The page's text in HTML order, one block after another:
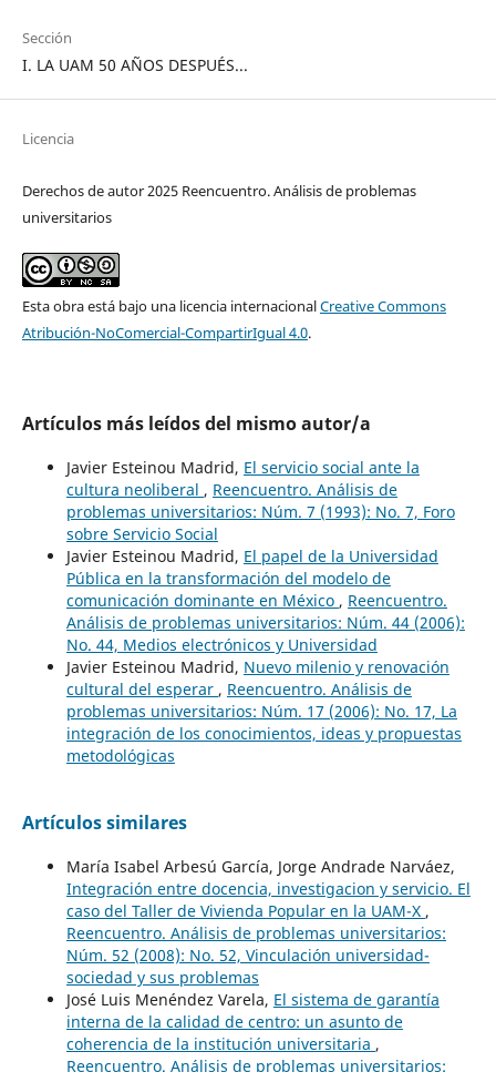
Sección
I. LA UAM 50 AÑOS DESPUÉS...
Licencia
Derechos de autor 2025 Reencuentro. Análisis de problemas
universitarios
Esta obra está bajo una licencia internacionalCreative Commons
Atribución-NoComercial-CompartirIgual 4.0.
Artículos más leídos del mismo autor/a
Javier Esteinou Madrid, El servicio social ante la
cultura neoliberal , Reencuentro. Análisis de
problemas universitarios: Núm. 7 (1993): No. 7, Foro
sobre Servicio Social
Javier Esteinou Madrid, El papel de la Universidad
Pública en la transformación del modelo de
comunicación dominante en México , Reencuentro.
Análisis de problemas universitarios: Núm. 44 (2006):
No. 44, Medios electrónicos y Universidad
Javier Esteinou Madrid, Nuevo milenio y renovación
cultural del esperar , Reencuentro. Análisis de
problemas universitarios: Núm. 17 (2006): No. 17, La
integración de los conocimientos, ideas y propuestas
metodológicas
Artículos similares
María Isabel Arbesú García, Jorge Andrade Narváez,
Integración entre docencia, investigacion y servicio. El
caso del Taller de Vivienda Popular en la UAM-X ,
Reencuentro. Análisis de problemas universitarios:
Núm. 52 (2008): No. 52, Vinculación universidad-
sociedad y sus problemas
José Luis Menéndez Varela, El sistema de garantía
interna de la calidad de centro: un asunto de
coherencia de la institución universitaria ,
Reencuentro. Análisis de problemas universitarios: